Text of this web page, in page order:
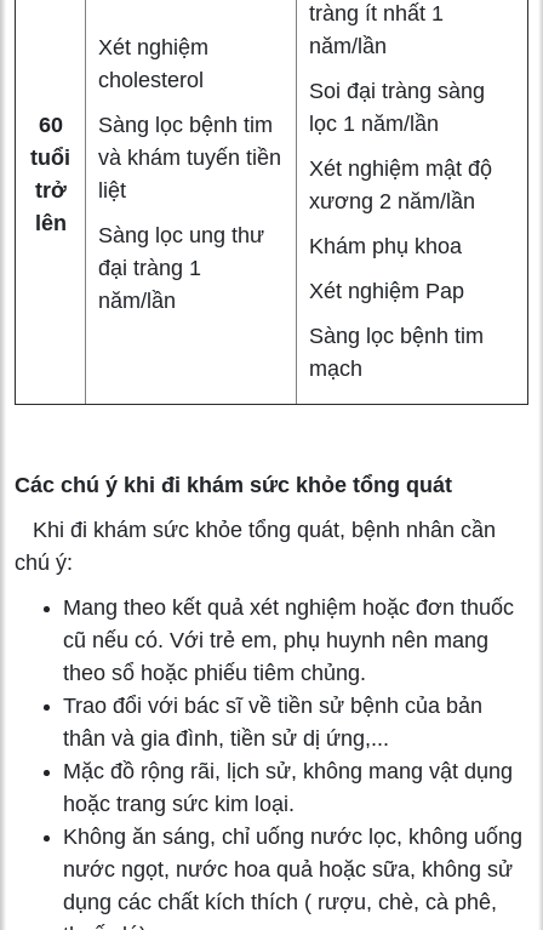
60
tuổi
trở
lên
Xét nghiệm
cholesterol
Sàng lọc bệnh tim
và khám tuyến tiền
liệt
Sàng lọc ung thư
đại tràng 1
năm/lần
tràng ít nhất 1
năm/lần
Soi đại tràng sàng
lọc 1 năm/lần
Xét nghiệm mật độ
xương 2 năm/lần
Khám phụ khoa
Xét nghiệm Pap
Sàng lọc bệnh tim
mạch
Các chú ý khi đi khám sức khỏe tổng quát
Khi đi khám sức khỏe tổng quát, bệnh nhân cần
chú ý:
Mang theo kết quả xét nghiệm hoặc đơn thuốc
cũ nếu có. Với trẻ em, phụ huynh nên mang
theo sổ hoặc phiếu tiêm chủng.
Trao đổi với bác sĩ về tiền sử bệnh của bản
thân và gia đình, tiền sử dị ứng,...
Mặc đồ rộng rãi, lịch sử, không mang vật dụng
hoặc trang sức kim loại.
Không ăn sáng, chỉ uống nước lọc, không uống
nước ngọt, nước hoa quả hoặc sữa, không sử
dụng các chất kích thích ( rượu, chè, cà phê,